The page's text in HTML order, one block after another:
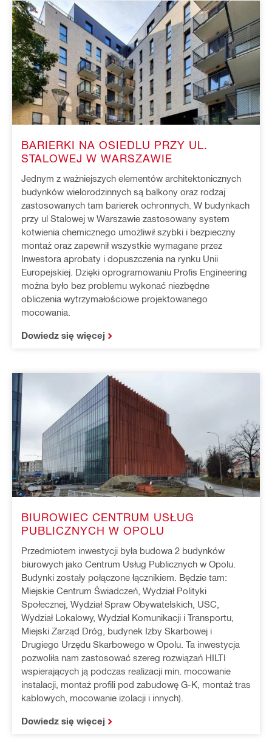
BARIERKI NA OSIEDLU PRZY UL.
STALOWEJ W WARSZAWIE
Jednym z ważniejszych elementów architektonicznych
budynków wielorodzinnych są balkony oraz rodzaj
zastosowanych tam barierek ochronnych. W budynkach
przy ul Stalowej w Warszawie zastosowany system
kotwienia chemicznego umożliwił szybki i bezpieczny
montaż oraz zapewnił wszystkie wymagane przez
Inwestora aprobaty i dopuszczenia na rynku Unii
Europejskiej. Dzięki oprogramowaniu Profis Engineering
można było bez problemu wykonać niezbędne
obliczenia wytrzymałościowe projektowanego
mocowania.
Dowiedz się więcej
BIUROWIEC CENTRUM USŁUG
PUBLICZNYCH W OPOLU
Przedmiotem inwestycji była budowa 2 budynków
biurowych jako Centrum Usług Publicznych w Opolu.
Budynki zostały połączone łącznikiem. Będzie tam:
Miejskie Centrum Świadczeń, Wydział Polityki
Społecznej, Wydział Spraw Obywatelskich, USC,
Wydział Lokalowy, Wydział Komunikacji i Transportu,
Miejski Zarząd Dróg, budynek Izby Skarbowej i
Drugiego Urzędu Skarbowego w Opolu. Ta inwestycja
pozwoliła nam zastosować szereg rozwiązań HILTI
wspierających ją podczas realizacji min. mocowanie
instalacji, montaż profili pod zabudowę G-K, montaż tras
kablowych, mocowanie izolacji i innych).
Dowiedz się więcej